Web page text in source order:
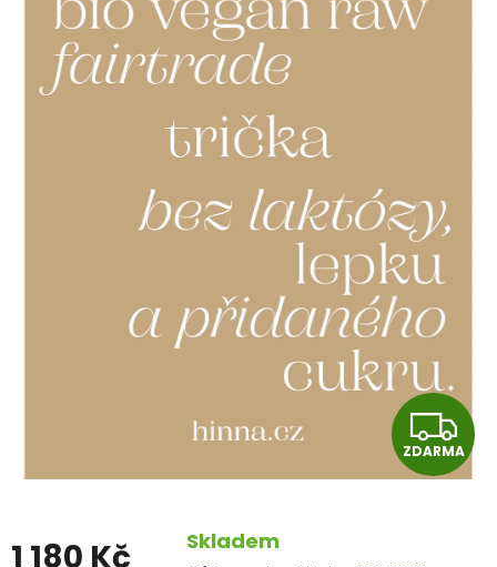
Z
D
ZDARMA
1 180 Kč Skladem